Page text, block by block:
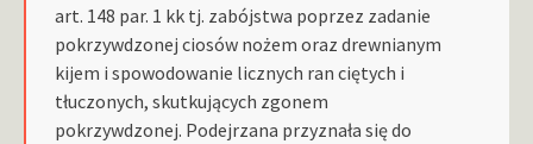
art. 148 par. 1 kk tj. zabójstwa poprzez zadanie
pokrzywdzonej ciosów nożem oraz drewnianym
kijem i spowodowanie licznych ran ciętych i
tłuczonych, skutkujących zgonem
pokrzywdzonej. Podejrzana przyznała się do